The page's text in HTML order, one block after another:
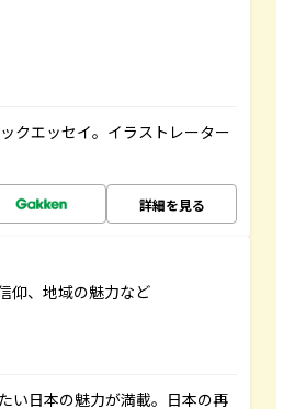
クエッセイ。イラストレーター
詳細を見る
仰、地域の魅力など
い日本の魅力が満載。日本の再